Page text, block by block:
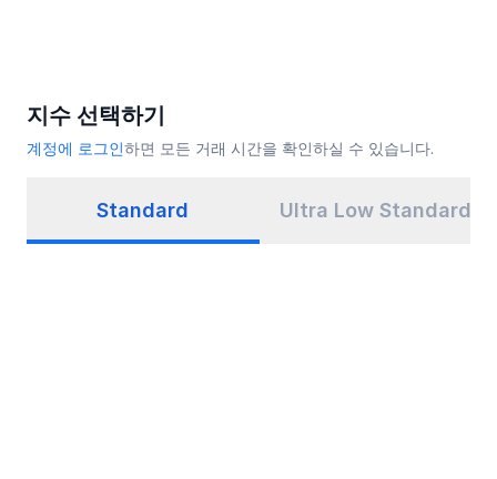
지수 선택하기
계정에 로그인하면 모든 거래 시간을 확인하실 수 있습니다.
Standard Ultra Low Standard